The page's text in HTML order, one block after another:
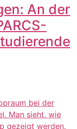
An der